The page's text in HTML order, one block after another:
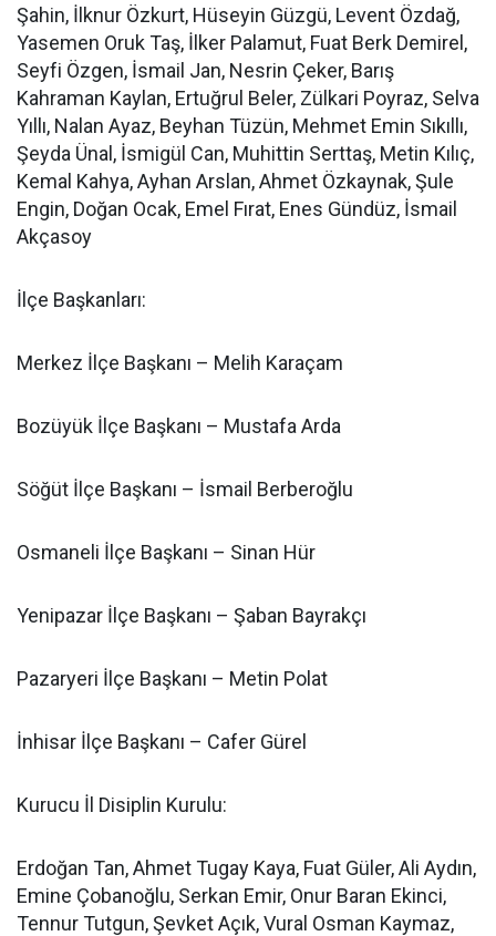
Şahin, İlknur Özkurt, Hüseyin Güzgü, Levent Özdağ,
Yasemen Oruk Taş, İlker Palamut, Fuat Berk Demirel,
Seyfi Özgen, İsmail Jan, Nesrin Çeker, Barış
Kahraman Kaylan, Ertuğrul Beler, Zülkari Poyraz, Selva
Yıllı, Nalan Ayaz, Beyhan Tüzün, Mehmet Emin Sıkıllı,
Şeyda Ünal, İsmigül Can, Muhittin Serttaş, Metin Kılıç,
Kemal Kahya, Ayhan Arslan, Ahmet Özkaynak, Şule
Engin, Doğan Ocak, Emel Fırat, Enes Gündüz, İsmail
Akçasoy
İlçe Başkanları:
Merkez İlçe Başkanı – Melih Karaçam
Bozüyük İlçe Başkanı – Mustafa Arda
Söğüt İlçe Başkanı – İsmail Berberoğlu
Osmaneli İlçe Başkanı – Sinan Hür
Yenipazar İlçe Başkanı – Şaban Bayrakçı
Pazaryeri İlçe Başkanı – Metin Polat
İnhisar İlçe Başkanı – Cafer Gürel
Kurucu İl Disiplin Kurulu:
Erdoğan Tan, Ahmet Tugay Kaya, Fuat Güler, Ali Aydın,
Emine Çobanoğlu, Serkan Emir, Onur Baran Ekinci,
Tennur Tutgun, Şevket Açık, Vural Osman Kaymaz,